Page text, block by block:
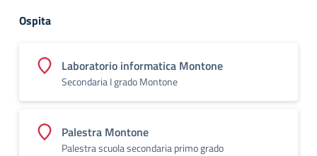
Ospita
Laboratorio informatica Montone
Secondaria I grado Montone
Palestra Montone
Palestra scuola secondaria primo grado